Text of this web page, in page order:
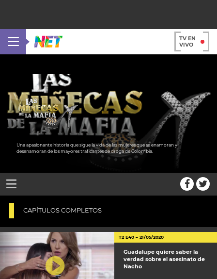
TV EN
VIVO
Una apasionante historia que sigue la vida de las mujeres que se enamoran y
desenamoran de los mayores traficantes de droga de Colombia.
CAPÍTULOS COMPLETOS
T2 E40 – 21/05/2020
Guadalupe quiere saber la
verdad sobre el asesinato de
Nacho